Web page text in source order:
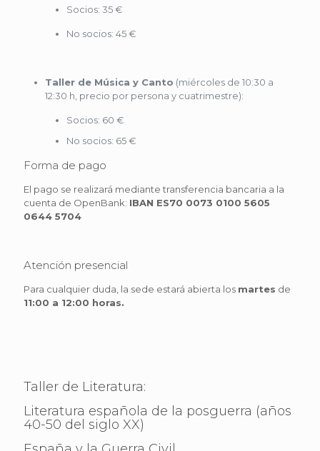
Socios: 35 €
No socios: 45 €
Taller de Música y Canto (miércoles de 10:30 a
12:30 h, precio por persona y cuatrimestre):
Socios: 60 €
No socios: 65 €
Forma de pago
El pago se realizará mediante transferencia bancaria a la
cuenta de OpenBank: IBAN ES70 0073 0100 5605
0644 5704
Atención presencial
Para cualquier duda, la sede estará abierta los martes de
11:00 a 12:00 horas.
Taller de Literatura:
Literatura española de la posguerra (años
40-50 del siglo XX)